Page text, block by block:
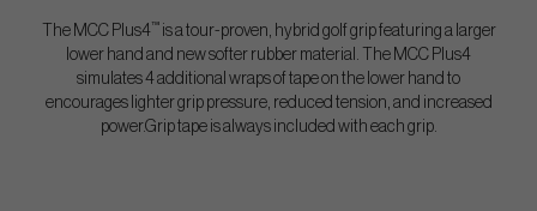
The MCC Plus4™ is a tour-proven, hybrid golf grip featuring a larger
lower hand and new softer rubber material. The MCC Plus4
simulates 4 additional wraps of tape on the lower hand to
encourages lighter grip pressure, reduced tension, and increased
power.Grip tape is always included with each grip.